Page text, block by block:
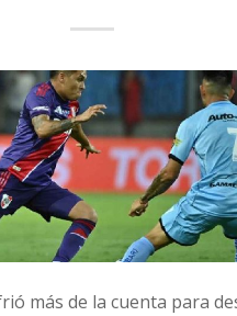
más de la cuenta para